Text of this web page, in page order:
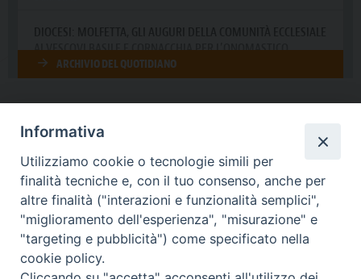
DIOCESI SUBURBICARIA DI ALBANO
Contatti:Tel.: 06.93268401 - Fax.: 06.9323844
E-mail:curia@diocesidialbano.it
Orari: dal Lunedì al Venerdì Ore: 9:00 - 13:00
Informativa
Utilizziamo cookie o tecnologie simili per
finalità tecniche e, con il tuo consenso, anche per
altre finalità ("interazioni e funzionalità semplici",
"miglioramento dell'esperienza", "misurazione" e
"targeting e pubblicità") come specificato nella
cookie policy.